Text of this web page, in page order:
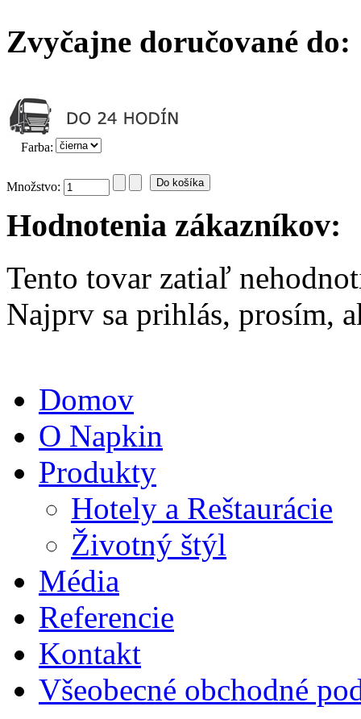
Zvyčajne doručované do:
Farba:
Množstvo:
Hodnotenia zákazníkov:
Tento tovar zatiaľ
Najprv sa prihlás, prosím,
Domov
O Napkin
Produkty
Hotely a Reštaurácie
Životný štýl
Média
Referencie
Kontakt
Všeobecné obchodné